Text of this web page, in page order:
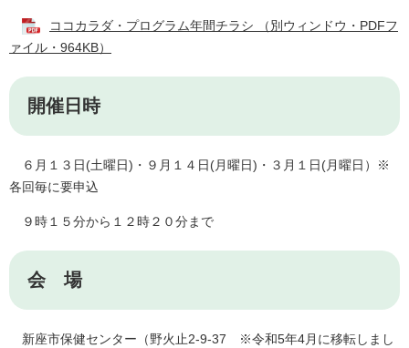
ココカラダ・プログラム年間チラシ （別ウィンドウ・PDFフ
ァイル・964KB）
開催日時
６月１３日(土曜日)・９月１４日(月曜日)・３月１日(月曜日）※
各回毎に要申込
９時１５分から１２時２０分まで
会 場
新座市保健センター（野火止2-9-37 ※令和5年4月に移転しまし